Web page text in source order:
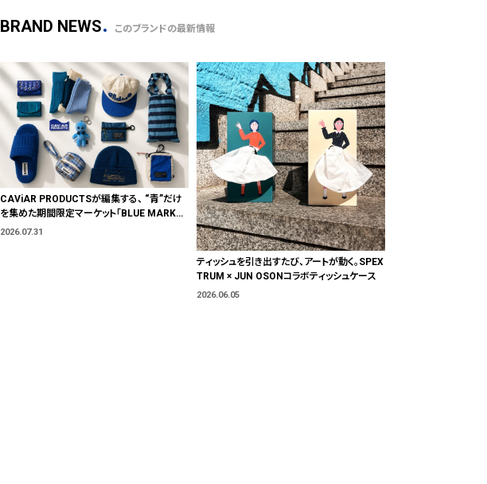
BRAND NEWS このブランドの最新情報
CAViAR PRODUCTSが編集する、 “青”だけ
を集めた期間限定マーケット「BLUE MARKE
T」が横浜に。ブランドではなく、"色"から出会
2026.07.31
ティッシュを引き出すたび、アートが動く。SPEX
TRUM × JUN OSONコラボティッシュケース
2026.06.05